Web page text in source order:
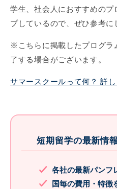
学生、社会人におすすめの
プしているので、ぜひ参考に
※こちらに掲載したプログラ
了する場合がございます。
サマースクールって何？ 詳
短期留学の最新情
各社の最新パンフ
国毎の費用・特徴